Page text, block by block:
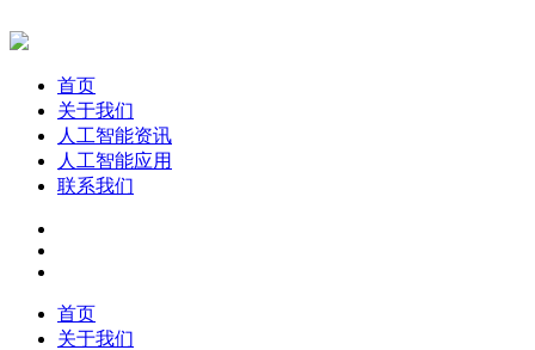
首页
关于我们
人工智能资讯
人工智能应用
联系我们
首页
关于我们